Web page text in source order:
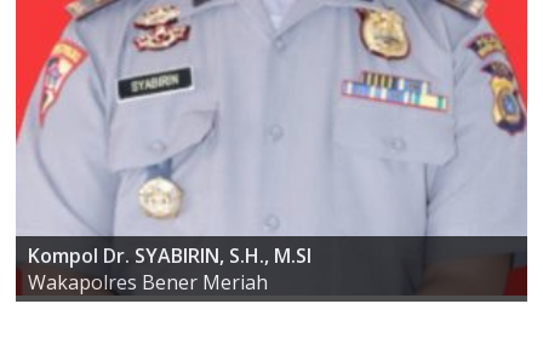
AKBP ARIS CAI DWI SUSANTO S.I.K., M.I.K
Kompol Dr. SYABIRIN, S.H., M.SI
Wakapolres Bener Meriah